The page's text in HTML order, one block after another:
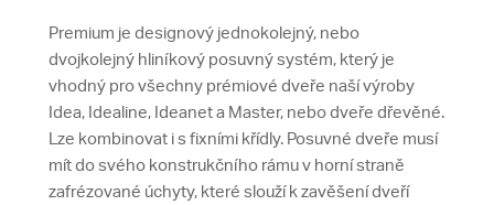
Premium je designový jednokolejný, nebo
dvojkolejný hliníkový posuvný systém, který je
vhodný pro všechny prémiové dveře naší výroby
Idea, Idealine, Ideanet a Master, nebo dveře dřevěné.
Lze kombinovat i s fixními křídly. Posuvné dveře musí
mít do svého konstrukčního rámu v horní straně
zafrézované úchyty, které slouží k zavěšení dveří